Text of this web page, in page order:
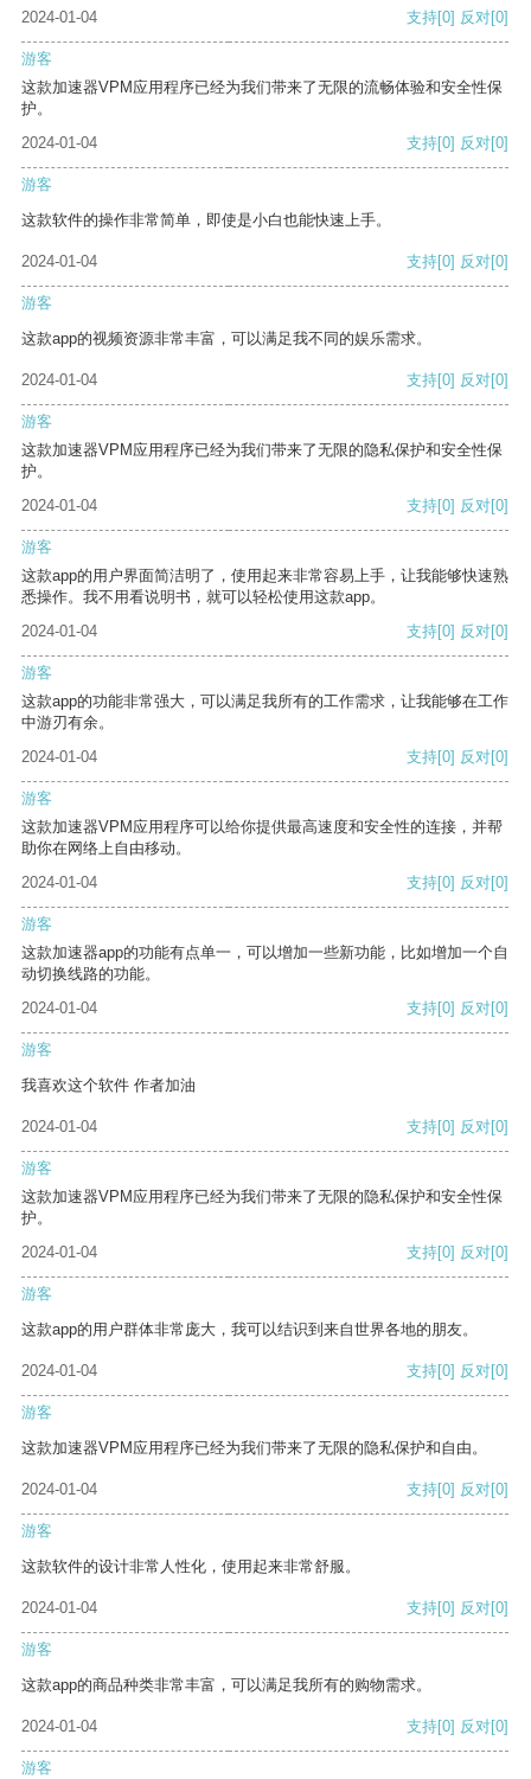
2024-01-04 支持[0] 反对[0]
游客
这款加速器VPM应用程序已经为我们带来了无限的流畅体验和安全性保
护。
2024-01-04
支持[0] 反对[0]
游客
这款软件的操作非常简单，即使是小白也能快速上手。
2024-01-04 支持[0] 反对[0]
游客
这款app的视频资源非常丰富，可以满足我不同的娱乐需求。
2024-01-04 支持[0] 反对[0]
游客
这款加速器VPM应用程序已经为我们带来了无限的隐私保护和安全性保
护。
2024-01-04
支持[0] 反对[0]
游客
这款app的用户界面简洁明了，使用起来非常容易上手，让我能够快速熟
悉操作。我不用看说明书，就可以轻松使用这款app。
2024-01-04
支持[0] 反对[0]
游客
这款app的功能非常强大，可以满足我所有的工作需求，让我能够在工作
中游刃有余。
2024-01-04
支持[0] 反对[0]
游客
这款加速器VPM应用程序可以给你提供最高速度和安全性的连接，并帮
助你在网络上自由移动。
2024-01-04
支持[0] 反对[0]
游客
这款加速器app的功能有点单一，可以增加一些新功能，比如增加一个自
动切换线路的功能。
2024-01-04
支持[0] 反对[0]
游客
我喜欢这个软件 作者加油
2024-01-04 支持[0] 反对[0]
游客
这款加速器VPM应用程序已经为我们带来了无限的隐私保护和安全性保
护。
2024-01-04
支持[0] 反对[0]
游客
这款app的用户群体非常庞大，我可以结识到来自世界各地的朋友。
2024-01-04 支持[0] 反对[0]
游客
这款加速器VPM应用程序已经为我们带来了无限的隐私保护和自由。
2024-01-04 支持[0] 反对[0]
游客
这款软件的设计非常人性化，使用起来非常舒服。
2024-01-04 支持[0] 反对[0]
游客
这款app的商品种类非常丰富，可以满足我所有的购物需求。
2024-01-04 支持[0] 反对[0]
游客